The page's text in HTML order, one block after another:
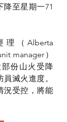
降至星期一71
（Alberta
manager）
部份山火受降
滅火進度。
況受控，將能